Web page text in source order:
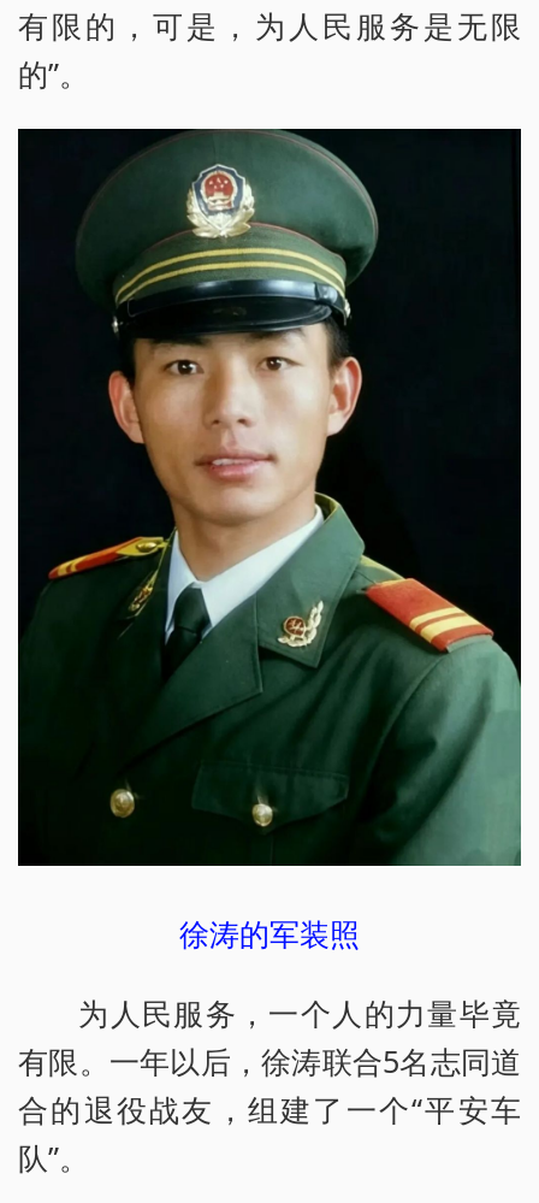
有限的，可是，为人民服务是无限
的”。
徐涛的军装照
为人民服务，一个人的力量毕竟
有限。一年以后，徐涛联合5名志同道
合的退役战友，组建了一个“平安车
队”。